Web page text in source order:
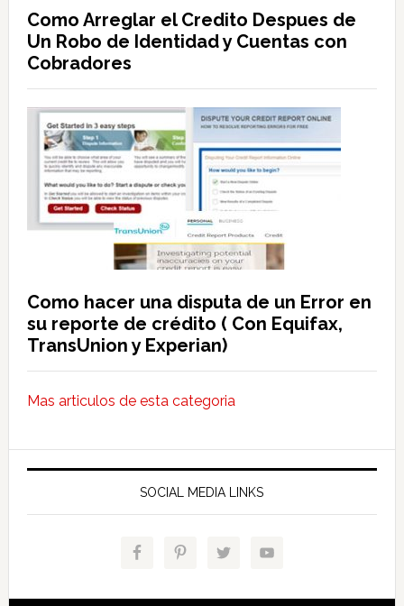
Como Arreglar el Credito Despues de
Un Robo de Identidad y Cuentas con
Cobradores
Como hacer una disputa de un Error en
su reporte de crédito ( Con Equifax,
TransUnion y Experian)
Mas articulos de esta categoria
SOCIAL MEDIA LINKS